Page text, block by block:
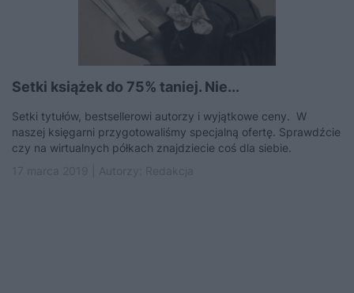
Setki książek do 75% taniej. Nie...
Setki tytułów, bestsellerowi autorzy i wyjątkowe ceny. W
naszej księgarni przygotowaliśmy specjalną ofertę. Sprawdźcie
czy na wirtualnych półkach znajdziecie coś dla siebie.